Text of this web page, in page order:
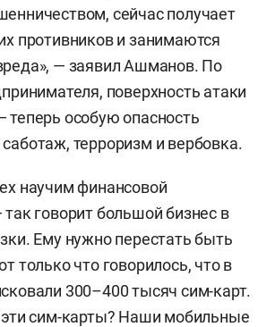
сейчас получает
противников и занимаются
— заявил Ашманов. По
поверхность атаки
теперь особую опасность
терроризм и вербовка.
научим финансовой
говорит большой бизнес в
Ему нужно перестать быть
только что говорилось, что в
300–400 тысяч сим-карт.
сим-карты? Наши мобильные